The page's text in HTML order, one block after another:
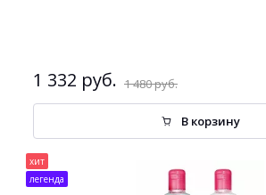
1 332 руб. 1 480 руб.
В корзину
хит
легенда